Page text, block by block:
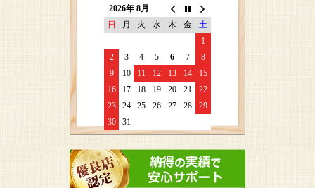
2026年 8月
日
月 火 水 木 金
土
1
2
3 4 5 6 7
8
9
10 11 12 13 14
15
16
17 18 19 20 21
22
23
24 25 26 27 28
29
30
31